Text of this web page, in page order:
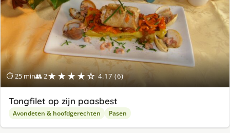
⏱ 25 min👥 2★★★★☆ 4.17 (6)
Tongfilet op zijn paasbest
Avondeten & hoofdgerechten Pasen